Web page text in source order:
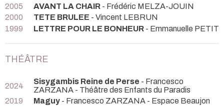
2005
AVANT LA CHAIR - Frédéric MELZA-JOUIN
2000
TETE BRULEE - Vincent LEBRUN
1999
LETTRE POUR LE BONHEUR - Emmanuelle PETIT
THÉÂTRE
2024 Sisygambis Reine de Perse - Francesco
ZARZANA - Théâtre des Enfants du Paradis
2019
Maguy - Francesco ZARZANA - Espace Beaujon